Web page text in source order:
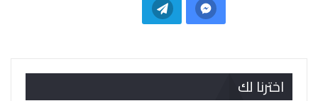
اخترنا لك